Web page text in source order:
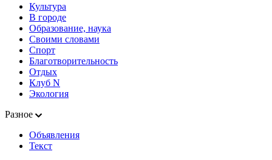
Культура
В городе
Образование, наука
Своими словами
Спорт
Благотворительность
Отдых
Клуб N
Экология
Разное
Объявления
Текст